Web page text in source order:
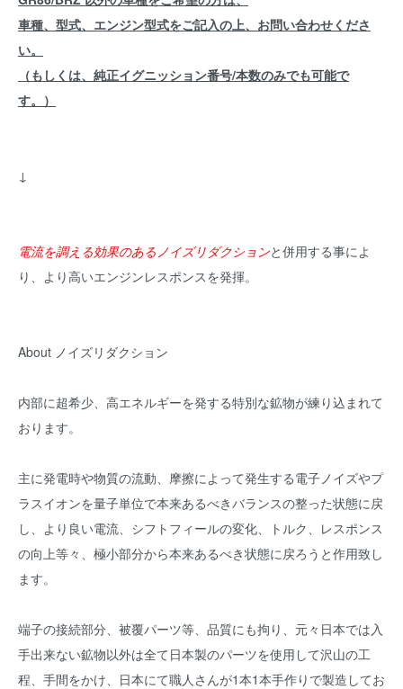
車種、型式、エンジン型式をご記入の上、お問い合わせくださ
い。
（もしくは、純正イグニッション番号/本数のみでも可能で
す。）
↓
電流を調える効果のあるノイズリダクションと併用する事によ
り、より高いエンジンレスポンスを発揮。
About ノイズリダクション
内部に超希少、高エネルギーを発する特別な鉱物が練り込まれて
おります。
主に発電時や物質の流動、摩擦によって発生する電子ノイズやプ
ラスイオンを量子単位で本来あるべきバランスの整った状態に戻
し、より良い電流、シフトフィールの変化、トルク、レスポンス
の向上等々、極小部分から本来あるべき状態に戻ろうと作用致し
ます。
端子の接続部分、被覆パーツ等、品質にも拘り、元々日本では入
手出来ない鉱物以外は全て日本製のパーツを使用して沢山の工
程、手間をかけ、日本にて職人さんが1本1本手作りで製造してお